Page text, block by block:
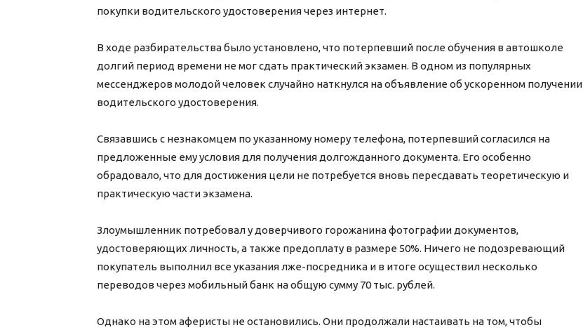
покупки водительского удостоверения через интернет.
В ходе разбирательства было установлено, что потерпевший после обучения в автошколе
долгий период времени не мог сдать практический экзамен. В одном из популярных
мессенджеров молодой человек случайно наткнулся на объявление об ускоренном получении
водительского удостоверения.
Связавшись с незнакомцем по указанному номеру телефона, потерпевший согласился на
предложенные ему условия для получения долгожданного документа. Его особенно
обрадовало, что для достижения цели не потребуется вновь пересдавать теоретическую и
практическую части экзамена.
Злоумышленник потребовал у доверчивого горожанина фотографии документов,
удостоверяющих личность, а также предоплату в размере 50%. Ничего не подозревающий
покупатель выполнил все указания лже-посредника и в итоге осуществил несколько
переводов через мобильный банк на общую сумму 70 тыс. рублей.
Однако на этом аферисты не остановились. Они продолжали настаивать на том, чтобы